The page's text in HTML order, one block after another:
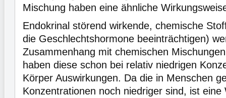
Mischung haben eine ähnliche
Endokrinal störend wirkende, chemische
die Geschlechtshormone beeinträchtigen)
Zusammenhang mit chemischen
haben diese schon bei relativ niedrigen
Körper Auswirkungen. Da die in Menschen
Konzentrationen noch niedriger sind, ist eine